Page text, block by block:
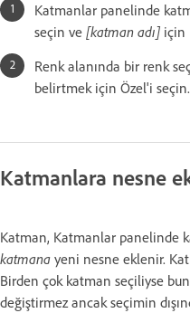
Katmanlar panelinde
seçin ve [katman adı] için
Renk alanında bir renk
belirtmek için Özel'i seçin.
Katmanlara nesne
Katman, Katmanlar panelinde
katmana yeni nesne eklenir.
Birden çok katman seçiliyse
değiştirmez ancak seçimin